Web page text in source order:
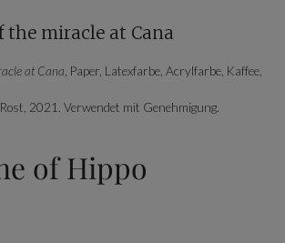
at Cana , Paper, Latexfarbe, Acrylfarbe, Kaffee,
2021. Verwendet mit Genehmigung.
of Hippo